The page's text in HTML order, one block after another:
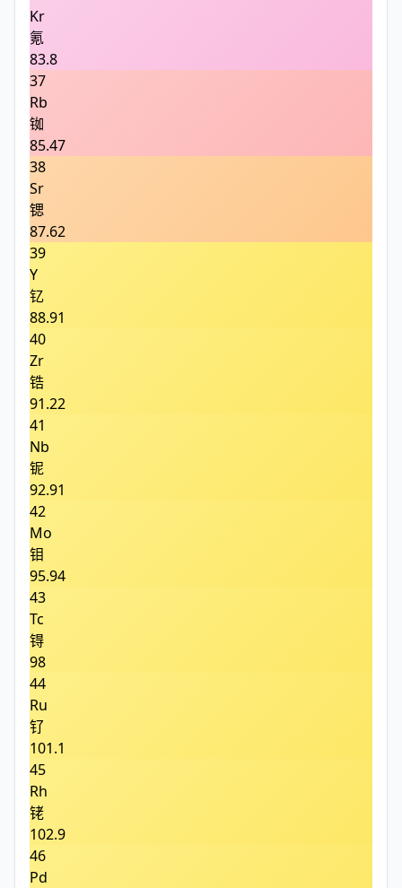
Kr
氪
83.8
37
Rb
铷
85.47
38
Sr
锶
87.62
39
Y
钇
88.91
40
Zr
锆
91.22
41
Nb
铌
92.91
42
Mo
钼
95.94
43
Tc
锝
98
44
Ru
钌
101.1
45
Rh
铑
102.9
46
Pd